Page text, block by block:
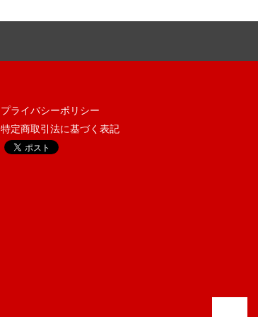
プライバシーポリシー
特定商取引法に基づく表記